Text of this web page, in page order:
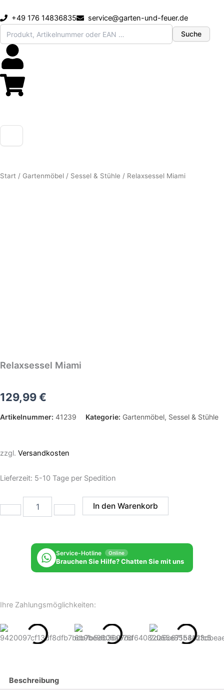
Inhalt+49 176 14836835 service@garten-und-feuer.de
Suche
Start / Gartenmöbel / Sessel & Stühle / Relaxsessel Miami
Relaxsessel Miami
129,99€
Artikelnummer: 41239 Kategorie: Gartenmöbel, Sessel & Stühle
zzgl. Versandkosten
Lieferzeit: 5-10 Tage per Spedition
Miami
In den Warenkorb
Service-Hotline Online
Brauchen Sie Hilfe? Chatten Sie mit uns
Ihre Zahlungsmöglichkeiten:
Beschreibung